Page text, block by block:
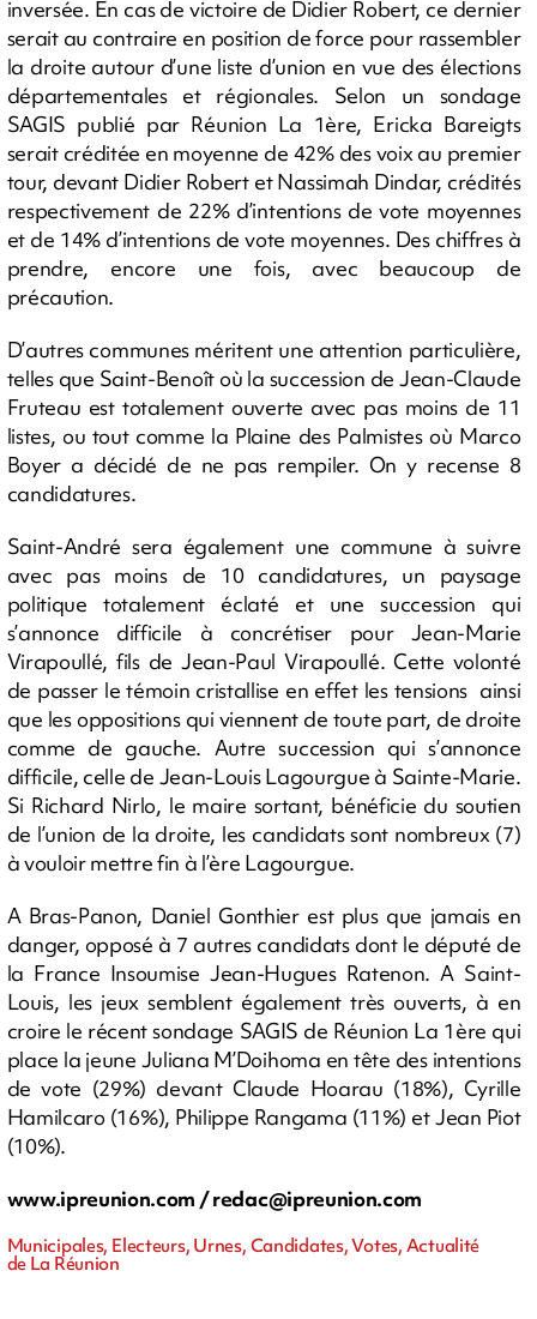
inversée. En cas de victoire de Didier Robert, ce dernier
serait au contraire en position de force pour rassembler
la droite autour d’une liste d’union en vue des élections
départementales et régionales. Selon un sondage
SAGIS publié par Réunion La 1ère, Ericka Bareigts
serait créditée en moyenne de 42% des voix au premier
tour, devant Didier Robert et Nassimah Dindar, crédités
respectivement de 22% d’intentions de vote moyennes
et de 14% d’intentions de vote moyennes. Des chiffres à
prendre, encore une fois, avec beaucoup de
précaution.
D’autres communes méritent une attention particulière,
telles que Saint-Benoît où la succession de Jean-Claude
Fruteau est totalement ouverte avec pas moins de 11
listes, ou tout comme la Plaine des Palmistes où Marco
Boyer a décidé de ne pas rempiler. On y recense 8
candidatures.
Saint-André sera également une commune à suivre
avec pas moins de 10 candidatures, un paysage
politique totalement éclaté et une succession qui
s’annonce difficile à concrétiser pour Jean-Marie
Virapoullé, fils de Jean-Paul Virapoullé. Cette volonté
de passer le témoin cristallise en effet les tensions ainsi
que les oppositions qui viennent de toute part, de droite
comme de gauche. Autre succession qui s’annonce
difficile, celle de Jean-Louis Lagourgue à Sainte-Marie.
Si Richard Nirlo, le maire sortant, bénéficie du soutien
de l’union de la droite, les candidats sont nombreux (7)
à vouloir mettre fin à l’ère Lagourgue.
A Bras-Panon, Daniel Gonthier est plus que jamais en
danger, opposé à 7 autres candidats dont le député de
la France Insoumise Jean-Hugues Ratenon. A Saint-
Louis, les jeux semblent également très ouverts, à en
croire le récent sondage SAGIS de Réunion La 1ère qui
place la jeune Juliana M’Doihoma en tête des intentions
de vote (29%) devant Claude Hoarau (18%), Cyrille
Hamilcaro (16%), Philippe Rangama (11%) et Jean Piot
(10%).
www.ipreunion.com /redac@ipreunion.com
Municipales, Electeurs, Urnes, Candidates, Votes, Actualité
de La Réunion